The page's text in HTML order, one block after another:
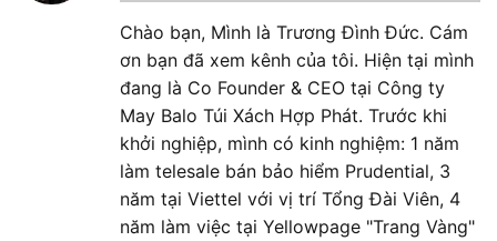
Chào bạn, Mình là Trương Đình Đức. Cám
ơn bạn đã xem kênh của tôi. Hiện tại mình
đang là Co Founder & CEO tại Công ty
May Balo Túi Xách Hợp Phát. Trước khi
khởi nghiệp, mình có kinh nghiệm: 1 năm
làm telesale bán bảo hiểm Prudential, 3
năm tại Viettel với vị trí Tổng Đài Viên, 4
năm làm việc tại Yellowpage "Trang Vàng"